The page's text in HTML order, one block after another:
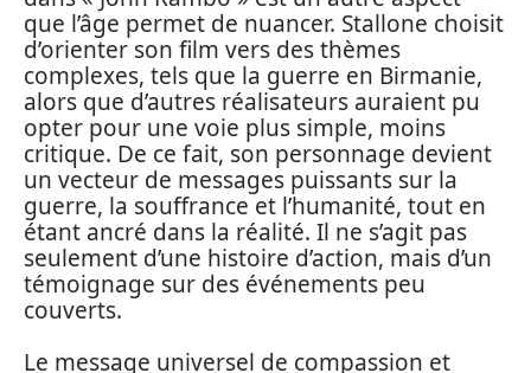
que l’âge permet de nuancer. Stallone choisit
d’orienter son film vers des thèmes
complexes, tels que la guerre en Birmanie,
alors que d’autres réalisateurs auraient pu
opter pour une voie plus simple, moins
critique. De ce fait, son personnage devient
un vecteur de messages puissants sur la
guerre, la souffrance et l’humanité, tout en
étant ancré dans la réalité. Il ne s’agit pas
seulement d’une histoire d’action, mais d’un
témoignage sur des événements peu
couverts.
Le message universel de compassion et